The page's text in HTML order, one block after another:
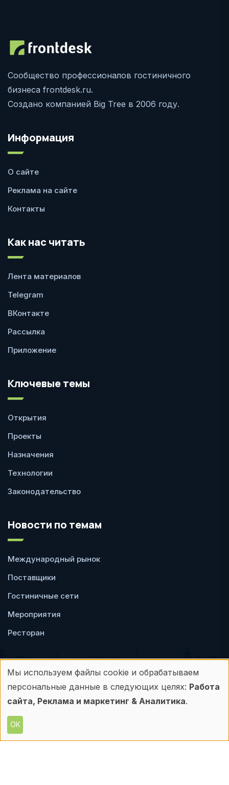
Сообщество профессионалов гостиничного
бизнеса frontdesk.ru.
Создано компанией Big Tree в 2006 году.
Информация
О сайте
Реклама на сайте
Контакты
Как нас читать
Лента материалов
Telegram
ВКонтакте
Рассылка
Приложение
Ключевые темы
Открытия
Проекты
Назначения
Технологии
Законодательство
Новости по темам
Международный рынок
Поставщики
Гостиничные сети
Мероприятия
Ресторан
Пользовательское
соглашение
Политика
конфиденциальности
Любое использование материалов с данного
Использование
персональных
данных
и
Мы используем файлы cookie и обрабатываем
персональные данные в следующих целях: Работа
сайта, Реклама и маркетинг & Аналитика.
ОК